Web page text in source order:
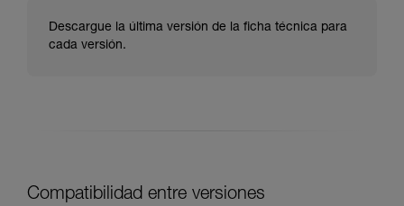
Descargue la última versión de la ficha técnica para
cada versión.
Compatibilidad entre versiones